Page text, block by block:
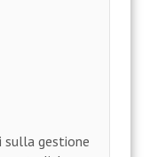
sulla gestione